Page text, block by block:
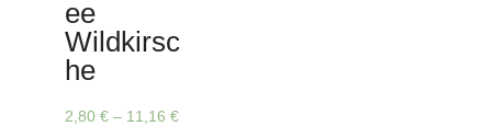
Optionen
auf
ee
Wildkirsc
he
2,80 €– 11,16 €